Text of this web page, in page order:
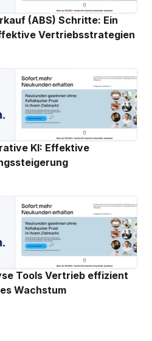
(ABS) Schritte: Ein
Vertriebsstrategien
KI: Effektive
Tools Vertrieb effizient
Wachstum